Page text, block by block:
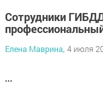
Сотрудники
Елена Маврина, 4 июля
...